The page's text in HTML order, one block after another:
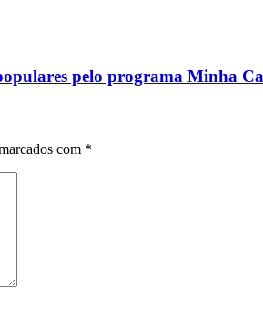
pelo programa Minha
com *